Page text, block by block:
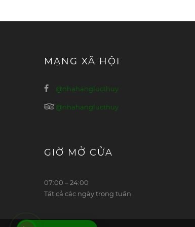
MẠNG XÃ HỘI
@nhahanglucthuy
@nhahanglucthuy
GIỜ MỞ CỬA
07:00 – 24:00
Tất cả các ngày trong tuần